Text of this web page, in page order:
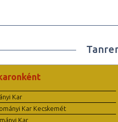
Kar
Kar Kecskemét
Kar